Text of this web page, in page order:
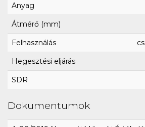
Anyag
Átmérő (mm)
Felhasználás
Hegesztési eljárás
SDR
Dokumentumok